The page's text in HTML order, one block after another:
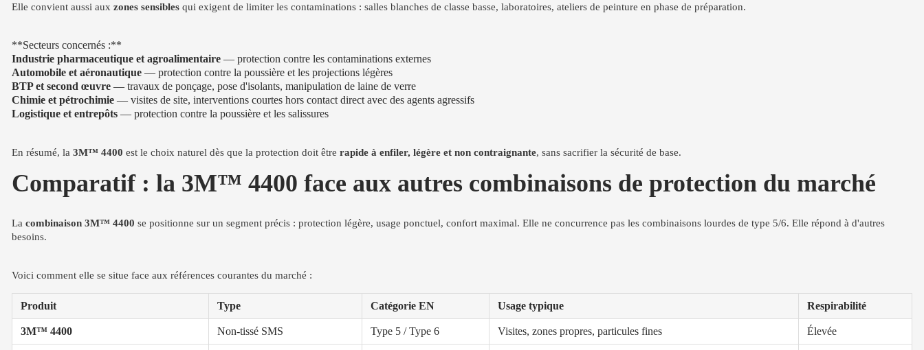
Elle convient aussi aux zones sensibles qui exigent de limiter les contaminations : salles blanches de classe basse, laboratoires, ateliers de peinture en phase de préparation.
**Secteurs concernés :**
Industrie pharmaceutique et agroalimentaire — protection contre les contaminations externes
Automobile et aéronautique — protection contre la poussière et les projections légères
BTP et second œuvre — travaux de ponçage, pose d'isolants, manipulation de laine de verre
Chimie et pétrochimie — visites de site, interventions courtes hors contact direct avec des agents agressifs
Logistique et entrepôts — protection contre la poussière et les salissures
En résumé, la 3M™ 4400 est le choix naturel dès que la protection doit être rapide à enfiler, légère et non contraignante, sans sacrifier la sécurité de base.
Comparatif : la 3M™ 4400 face aux autres combinaisons de protection du marché
La combinaison 3M™ 4400 se positionne sur un segment précis : protection légère, usage ponctuel, confort maximal. Elle ne concurrence pas les combinaisons lourdes de type 5/6. Elle répond à d'autres
besoins.
Voici comment elle se situe face aux références courantes du marché :
Produit Type Catégorie EN Usage typique Respirabilité
3M™ 4400 Non-tissé SMS Type 5 / Type 6 Visites, zones propres, particules fines Élevée